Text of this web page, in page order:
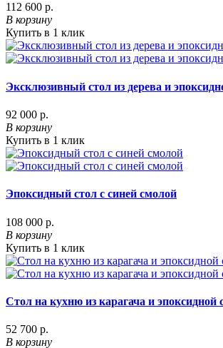
112 600 р.
В корзину
Купить в 1 клик
Эксклюзивный стол из дерева и
92 000 р.
В корзину
Купить в 1 клик
Эпоксидный стол с синей смолой
108 000 р.
В корзину
Купить в 1 клик
Стол на кухню из карагача и эпоксидной
52 700 р.
В корзину